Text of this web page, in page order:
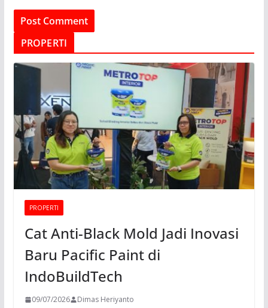
PROPERTI
PROPERTI
Cat Anti-Black Mold Jadi Inovasi
Baru Pacific Paint di
IndoBuildTech
09/07/2026 Dimas Heriyanto